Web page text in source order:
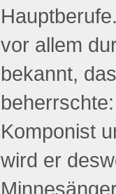
vor allem
bekannt,
Komponist
wird er